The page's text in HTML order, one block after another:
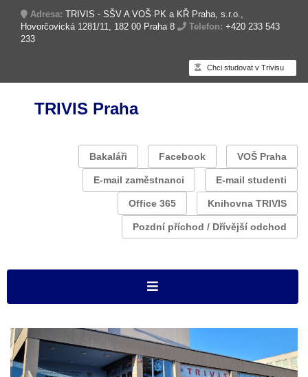
Adresa: TRIVIS - SŠV A VOŠ PK a KŘ Praha, s.r.o.,
Hovorčovická 1281/11, 182 00 Praha 8
Telefon: +420 233 543
233
Chci studovat v Trivisu
TRIVIS Praha
Bakaláři Facebook VOŠ Praha
E-mail zaměstnanci E-mail studenti
Office 365 Knihovna TRIVIS
Pozdní příchod / Dřívější odchod